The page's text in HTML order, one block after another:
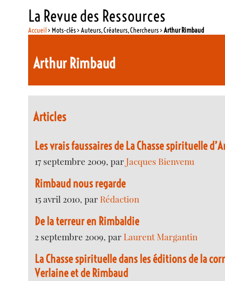
La Revue des Ressources
Accueil> Mots-clés > Auteurs, Créateurs, Chercheurs >Arthur Rimbaud
Arthur Rimbaud
Articles
Les vrais faussaires de La Chasse spirituelle
17 septembre 2009, parJacques Bienvenu
Rimbaud nous regarde
15 avril 2010, par Rédaction
De la terreur en Rimbaldie
2 septembre 2009, parLaurent Margantin
La Chasse spirituelle dans les éditions de la
Verlaine et de Rimbaud